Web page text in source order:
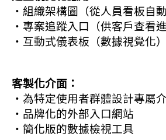
・組織架構圖（從人員看板自動
・專案追蹤入口（供客戶查看進
・互動式儀表板（數據視覺化）
客製化介面：
・為特定使用者群體設計專屬
・品牌化的外部入口網站
・簡化版的數據檢視工具